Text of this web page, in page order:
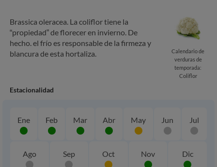
Brassica oleracea. La coliflor tiene la
“propiedad” de florecer en invierno. De
hecho. el frío es responsable de la firmeza y
blancura de esta hortaliza.
Calendario de
verduras de
temporada:
Coliflor
Estacionalidad
Ene Feb Mar Abr May Jun Jul
Ago Sep Oct Nov Dic